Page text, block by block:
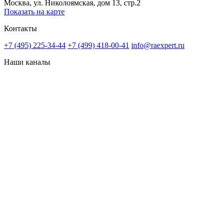
Москва, ул. Николоямская, дом 13, стр.2
Показать на карте
Контакты
+7 (495) 225-34-44 +7 (499) 418-00-41 info@raexpert.ru
Наши каналы